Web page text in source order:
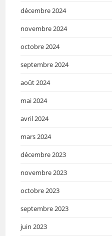
décembre 2024
novembre 2024
octobre 2024
septembre 2024
août 2024
mai 2024
avril 2024
mars 2024
décembre 2023
novembre 2023
octobre 2023
septembre 2023
juin 2023